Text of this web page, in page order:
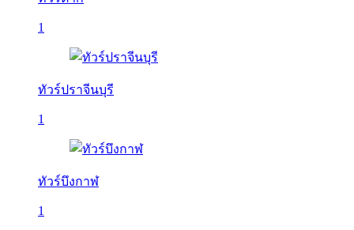
1
ทัวร์ปราจีนบุรี
1
ทัวร์บึงกาฬ
1